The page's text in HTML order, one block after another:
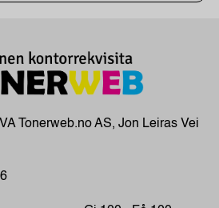
Tonerweb.no AS, Jon Leiras Vei